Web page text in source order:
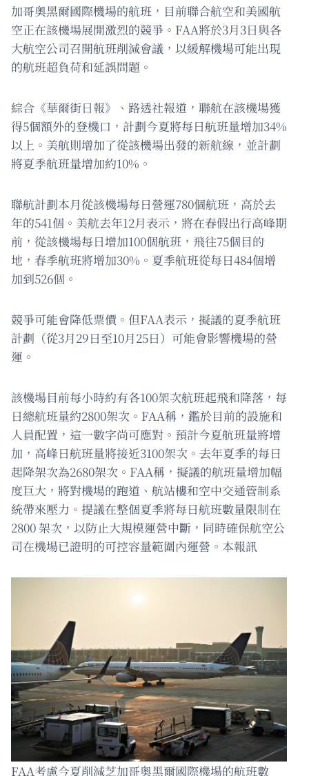
加哥奧黑爾國際機場的航班，目前聯合航空和美國航
空正在該機場展開激烈的競爭。FAA將於3月3日與各
大航空公司召開航班削減會議，以緩解機場可能出現
的航班超負荷和延誤問題。
綜合《華爾街日報》、路透社報道，聯航在該機場獲
得5個額外的登機口，計劃今夏將每日航班量增加34%
以上。美航則增加了從該機場出發的新航線，並計劃
將夏季航班量增加約10%。
聯航計劃本月從該機場每日營運780個航班，高於去
年的541個。美航去年12月表示，將在春假出行高峰期
前，從該機場每日增加100個航班，飛往75個目的
地，春季航班將增加30%。夏季航班從每日484個增
加到526個。
競爭可能會降低票價。但FAA表示，擬議的夏季航班
計劃（從3月29日至10月25日）可能會影響機場的營
運。
該機場目前每小時約有各100架次航班起飛和降落，每
日總航班量約2800架次。FAA稱，鑑於目前的設施和
人員配置，這一數字尚可應對。預計今夏航班量將增
加，高峰日航班量將接近3100架次。去年夏季的每日
起降架次為2680架次。FAA稱，擬議的航班量增加幅
度巨大，將對機場的跑道、航站樓和空中交通管制系
統帶來壓力。提議在整個夏季將每日航班數量限制在
2800 架次，以防止大規模運營中斷，同時確保航空公
司在機場已證明的可控容量範圍內運營。本報訊
FAA考慮今夏削減芝加哥奧黑爾國際機場的航班數